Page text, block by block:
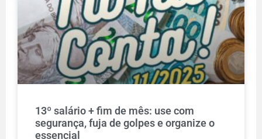
13º salário + fim de mês: use com
segurança, fuja de golpes e organize o
essencial